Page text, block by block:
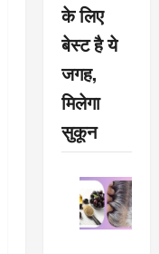
के लिए
बेस्ट है ये
जगह,
मिलेगा
सुकून